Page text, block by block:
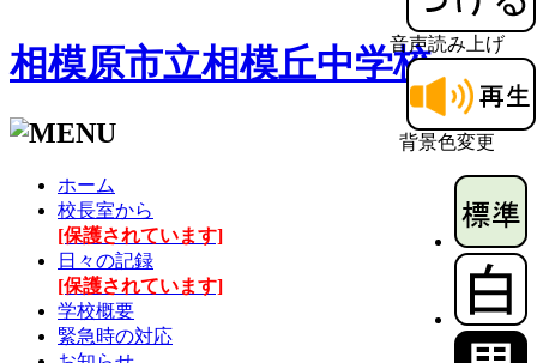
音声読み上げ
背景色変更
相模原市立相模丘中学校
ホーム
校長室から
[保護されています]
日々の記録
[保護されています]
学校概要
緊急時の対応